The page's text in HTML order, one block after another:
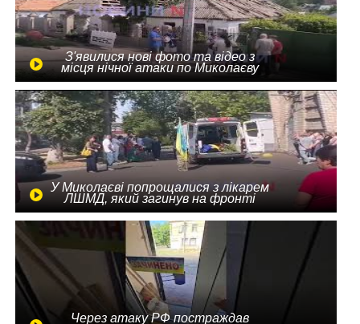
З'явилися нові фото та відео з
місця нічної атаки по Миколаєву
У Миколаєві попрощалися з лікарем
ЛШМД, який загинув на фронті
Через атаку РФ постраждав